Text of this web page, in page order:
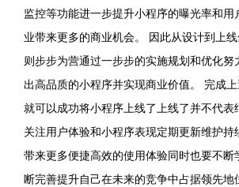
监控等功能进一步提升小程序的曝光率和用
业带来更多的商业机会。 因此从设计到上
则步步为营通过一步步的实施规划和优化努
出高品质的小程序并实现商业价值。 完成
就可以成功将小程序上线了上线了并不代表
关注用户体验和小程序表现定期更新维护持
带来更多便捷高效的使用体验同时也要不断
断完善提升自己在未来的竞争中占据领先地